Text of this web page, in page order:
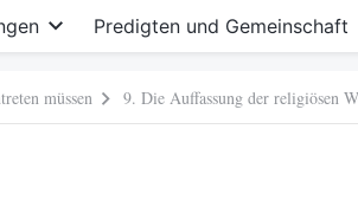
Predigten und Gemeinschaft
müssen